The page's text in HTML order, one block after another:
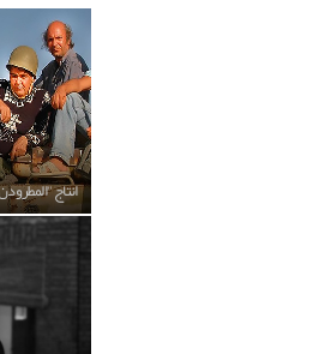
انتاج "المطرودن4" مع ممثلين